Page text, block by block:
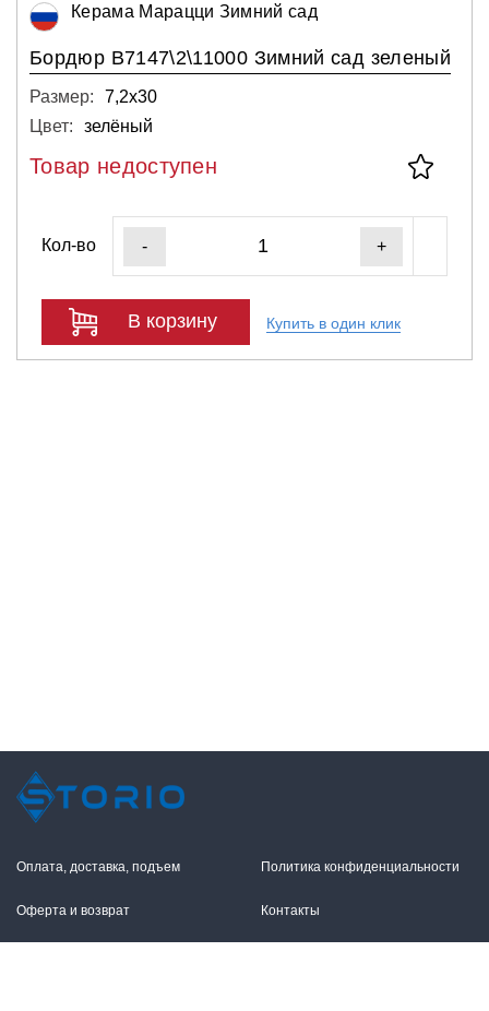
Керама Марацци Зимний сад
Бордюр В7147\2\11000 Зимний сад зеленый
Размер:
7,2х30
Цвет:
зелёный
Товар недоступен
Кол-во - +
В корзину Купить в один клик
Оплата, доставка, подъем
Оферта и возврат
Политика конфиденциальности
Контакты